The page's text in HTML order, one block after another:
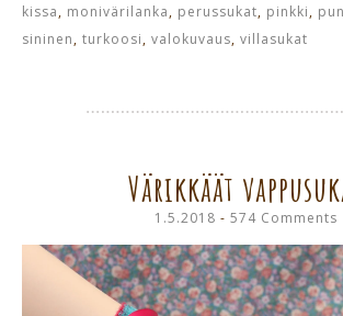
kissa, monivärilanka, perussukat, pinkki,
sininen, turkoosi, valokuvaus, villasukat
Värikkäät
1.5.2018 574 Comments